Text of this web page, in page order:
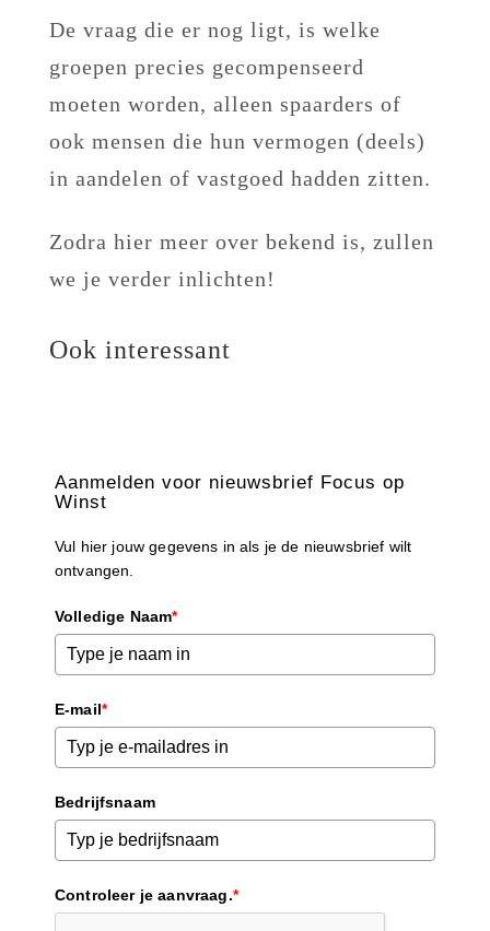
De vraag die er nog ligt, is welke
groepen precies gecompenseerd
moeten worden, alleen spaarders of
ook mensen die hun vermogen (deels)
in aandelen of vastgoed hadden zitten.
Zodra hier meer over bekend is, zullen
we je verder inlichten!
Ook interessant
Aanmelden voor nieuwsbrief Focus op
Winst
Vul hier jouw gegevens in als je de nieuwsbrief wilt
ontvangen.
Volledige Naam*
E-mail*
Bedrijfsnaam
Controleer je aanvraag.*